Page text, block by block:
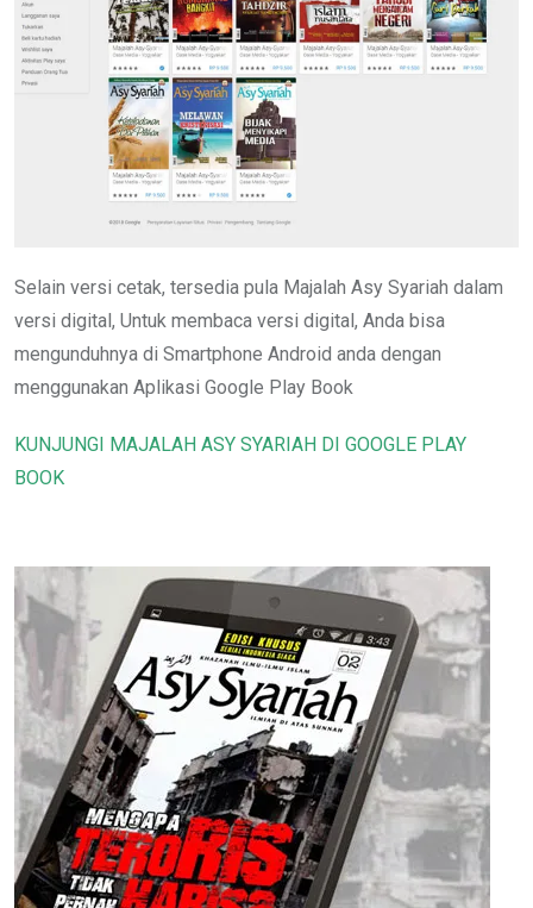
Selain versi cetak, tersedia pula Majalah Asy Syariah dalam
versi digital, Untuk membaca versi digital, Anda bisa
mengunduhnya di Smartphone Android anda dengan
menggunakan Aplikasi Google Play Book
KUNJUNGI MAJALAH ASY SYARIAH DI GOOGLE PLAY
BOOK